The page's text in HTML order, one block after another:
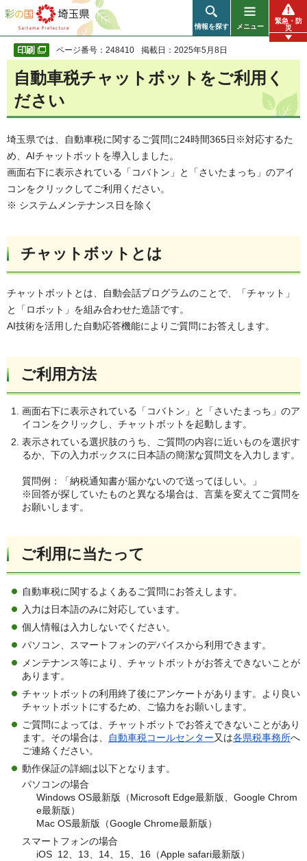
彩の国 埼玉県
情報を探す メニュー
緊急・防
災
ページ番号：248410 掲載日：2025年5月8日
自動車税チャットボットをご利用く
ださい
埼玉県では、自動車税に関するご質問に24時間365日※対応するた
め、AIチャットボットを導入しました。
画面右下に表示されている「コバトン」と「さいたまっち」のアイ
コンをクリックしてご利用ください。
※ システムメンテナンス日を除く
チャットボットとは
チャットボットとは、自動会話プログラムのことで、「チャット」
と「ロボット」を組み合わせた造語です。
AI技術を活用した自動応答機能によりご質問にお答えします。
ご利用方法
画面右下に表示されている「コバトン」と「さいたまっち」のア
イコンをクリックし、チャットボットを起動します。
表示されている選択肢のうち、ご質問の内容に近いものを選択す
るか、下の入力ボックスに日本語の簡潔な質問文を入力します。
質問例：「納税通知書が届かないので送ってほしい。」
※回答が探していたものと異なる場合は、言葉を変えてご質問を
お願いします。
ご利用に当たって
自動車税に関するよくあるご質問にお答えします。
入力は日本語のみに対応しています。
個人情報は入力しないでください。
パソコン、スマートフォンのデバイスから利用できます。
メンテナンス等により、チャットボットがお答えできないことが
あります。
チャットボットの利用終了後にアンケートがあります。より良い
チャットボットにするため、ご協力をお願いします。
ご質問によっては、チャットボットでお答えできないことがあり
ます。その場合は、
自動車税コールセンター又は各県税事務所へ
ご連絡ください。
動作保証の詳細は以下となります。
パソコンの場合
Windows OS最新版（Microsoft Edge最新版、Google Chrom
e最新版）
Mac OS最新版（Google Chrome最新版）
スマートフォンの場合
iOS 12、13、14、15、16（Apple safari最新版）